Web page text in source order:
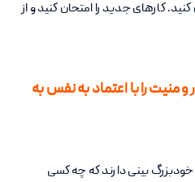
کارهای جدید را امتحان کنید و از
را با اعتماد به نفس به
بینی دارند که چه کسی